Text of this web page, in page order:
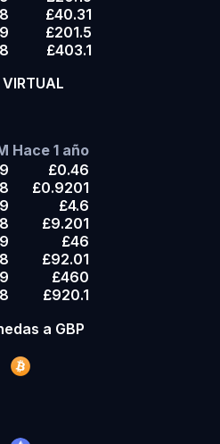
£40.31
£201.5
£403.1
Hace 1 año
£0.46
£0.9201
£4.6
£9.201
£46
£92.01
£460
£920.1
a GBP